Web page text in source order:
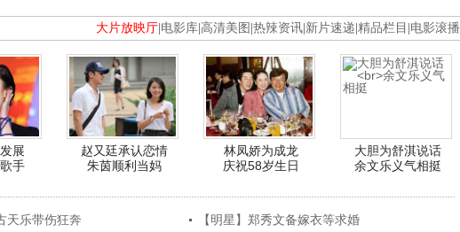
大片放映厅 电影库 高清美图 热辣资讯 新片速递 精品栏目 电影滚播
展
手
赵又廷承认恋情
朱茵顺利当妈
林凤娇为成龙
庆祝58岁生日
大胆为舒淇说话
余文乐义气相挺
天乐带伤狂奔
【明星】郑秀文备嫁衣等求婚